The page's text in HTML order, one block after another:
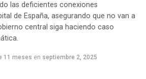
las deficientes conexiones
de España, asegurando que no van a
central siga haciendo caso
11 meses en septiembre 2, 2025